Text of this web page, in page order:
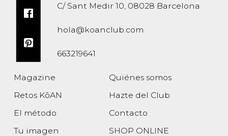
C/ Sant Medir 10, 08028 Barcelona
hola@koanclub.com
663219641
Magazine
Retos KōAN
El método
Tu imagen
Quiénes somos
Hazte del Club
Contacto
SHOP ONLINE